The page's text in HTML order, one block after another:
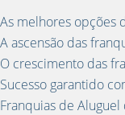
As melhores opções
A ascensão das
O crescimento das
Sucesso garantido
Franquias de